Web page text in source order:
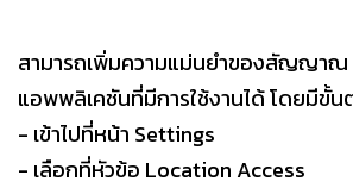
สามารถเพิ่มความแม่นยำของสัญญาณ
แอพพลิเคชันที่มีการใช้งานได้ โดยมีขั้
- เข้าไปที่หน้า Settings
- เลือกที่หัวข้อ Location Access